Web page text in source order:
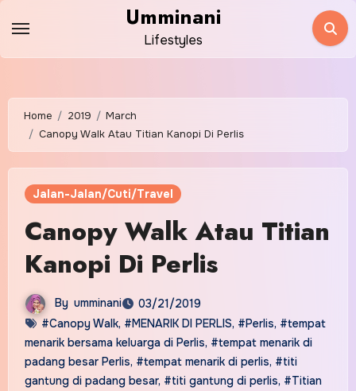
content
Umminani
Lifestyles
Home 2019
March
Canopy Walk Atau Titian Kanopi Di Perlis
Jalan-Jalan/Cuti/Travel
Canopy Walk Atau Titian
Kanopi Di Perlis
By umminani
03/21/2019
#Canopy Walk, #MENARIK DI PERLIS, #Perlis, #tempat
menarik bersama keluarga di Perlis, #tempat menarik di
padang besar Perlis, #tempat menarik di perlis, #titi
gantung di padang besar, #titi gantung di perlis, #Titian